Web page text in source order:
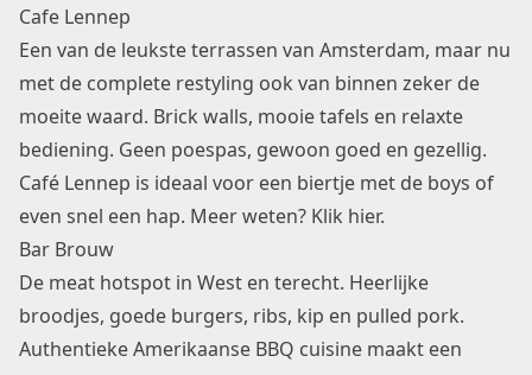
Cafe Lennep
Een van de leukste terrassen van Amsterdam, maar nu
met de complete restyling ook van binnen zeker de
moeite waard. Brick walls, mooie tafels en relaxte
bediening. Geen poespas, gewoon goed en gezellig.
Café Lennep is ideaal voor een biertje met de boys of
even snel een hap. Meer weten? Klik hier.
Bar Brouw
De meat hotspot in West en terecht. Heerlijke
broodjes, goede burgers, ribs, kip en pulled pork.
Authentieke Amerikaanse BBQ cuisine maakt een